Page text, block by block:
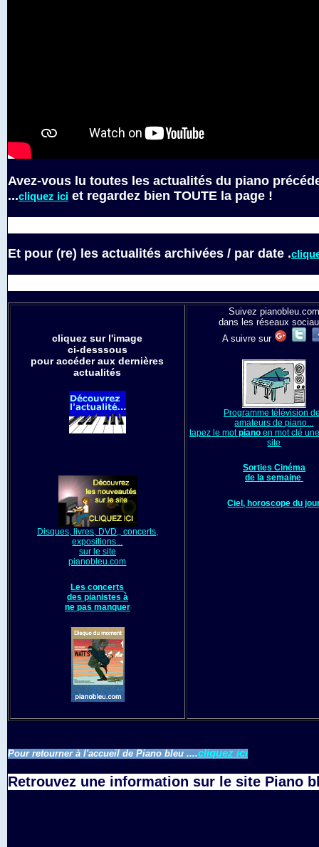
Avez-vous lu toutes les actualités du piano
...cliquez ici et regardez bien TOUTE la page !
Et pour (re) les actualités archivées / par date .
cliquez sur l'image
ci-desssous
pour accéder aux dernières
actualités
Disques, livres, DVD,, concerts,
expositions...
sur le site
pianobleu.com
Les concerts
des pianistes à
ne pas manquer
Suivez pianobleu.com
dans les réseaux
A suivre sur
Programme télévision
amateurs de piano...
tapez le motpiano en mot clé
site
Sorties Cinéma
de la semaine
Ciel, horoscope du
Pour retourner à l'accueil de Piano bleu ....cliquez ici
Retrouvez une information sur le site Piano